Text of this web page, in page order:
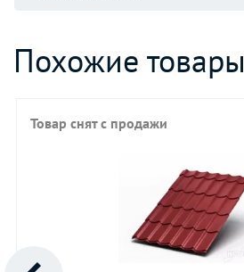
Похожие товары
Товар снят с продажи